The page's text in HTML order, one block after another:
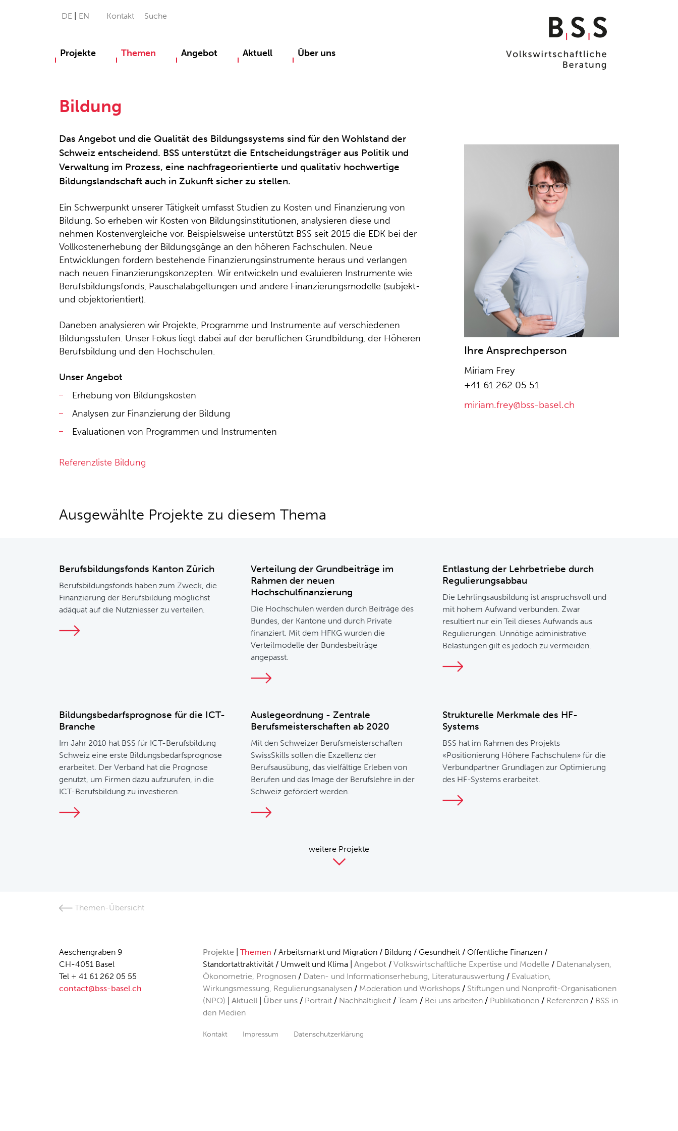
DE EN Kontakt Suche
Projekte Themen Angebot Aktuell Über uns
Bildung
Das Angebot und die Qualität des Bildungssystems sind für den Wohlstand der
Schweiz entscheidend. BSS unterstützt die Entscheidungsträger aus Politik und
Verwaltung im Prozess, eine nachfrageorientierte und qualitativ hochwertige
Bildungslandschaft auch in Zukunft sicher zu stellen.
Ein Schwerpunkt unserer Tätigkeit umfasst Studien zu Kosten und Finanzierung von
Bildung. So erheben wir Kosten von Bildungsinstitutionen, analysieren diese und
nehmen Kostenvergleiche vor. Beispielsweise unterstützt BSS seit 2015 die EDK bei der
Vollkostenerhebung der Bildungsgänge an den höheren Fachschulen. Neue
Entwicklungen fordern bestehende Finanzierungsinstrumente heraus und verlangen
nach neuen Finanzierungskonzepten. Wir entwickeln und evaluieren Instrumente wie
Berufsbildungsfonds, Pauschalabgeltungen und andere Finanzierungsmodelle (subjekt-
und objektorientiert).
Daneben analysieren wir Projekte, Programme und Instrumente auf verschiedenen
Bildungsstufen. Unser Fokus liegt dabei auf der beruflichen Grundbildung, der Höheren
Berufsbildung und den Hochschulen.
Unser Angebot
Erhebung von Bildungskosten
Analysen zur Finanzierung der Bildung
Evaluationen von Programmen und Instrumenten
Referenzliste Bildung
Ihre Ansprechperson
Miriam Frey
+41 61 262 05 51
miriam.frey@bss-basel.ch
Ausgewählte Projekte zu diesem Thema
Berufsbildungsfonds Kanton Zürich
Berufsbildungsfonds haben zum Zweck, die
Finanzierung der Berufsbildung möglichst
adäquat auf die Nutzniesser zu verteilen.
Verteilung der Grundbeiträge im
Rahmen der neuen
Hochschulfinanzierung
Die Hochschulen werden durch Beiträge des
Bundes, der Kantone und durch Private
finanziert. Mit dem HFKG wurden die
Verteilmodelle der Bundesbeiträge
angepasst.
Entlastung der Lehrbetriebe durch
Regulierungsabbau
Die Lehrlingsausbildung ist anspruchsvoll und
mit hohem Aufwand verbunden. Zwar
resultiert nur ein Teil dieses Aufwands aus
Regulierungen. Unnötige administrative
Belastungen gilt es jedoch zu vermeiden.
Bildungsbedarfsprognose für die ICT-
Branche
Im Jahr 2010 hat BSS für ICT-Berufsbildung
Schweiz eine erste Bildungsbedarfsprognose
erarbeitet. Der Verband hat die Prognose
genutzt, um Firmen dazu aufzurufen, in die
ICT-Berufsbildung zu investieren.
Auslegeordnung - Zentrale
Berufsmeisterschaften ab 2020
Mit den Schweizer Berufsmeisterschaften
SwissSkills sollen die Exzellenz der
Berufsausübung, das vielfältige Erleben von
Berufen und das Image der Berufslehre in der
Schweiz gefördert werden.
Strukturelle Merkmale des HF-
Systems
BSS hat im Rahmen des Projekts
«Positionierung Höhere Fachschulen» für die
Verbundpartner Grundlagen zur Optimierung
des HF-Systems erarbeitet.
weitere Projekte
Themen-Übersicht
Aeschengraben 9
CH-4051 Basel
Tel + 41 61 262 05 55
contact@bss-basel.ch
Projekte Themen Arbeitsmarkt und Migration Bildung Gesundheit
Öffentliche Finanzen
Standortattraktivität
Umwelt und Klima Angebot Volkswirtschaftliche Expertise und Modelle
Datenanalysen,
Ökonometrie, Prognosen
Daten- und Informationserhebung, Literaturauswertung
Evaluation,
Wirkungsmessung, Regulierungsanalysen
Moderation und Workshops
Stiftungen und Nonprofit-Organisationen
(NPO)
Aktuell Über uns Portrait Nachhaltigkeit Team Bei uns arbeiten Publikationen Referenzen
BSS in
den Medien
Kontakt Impressum Datenschutzerklärung